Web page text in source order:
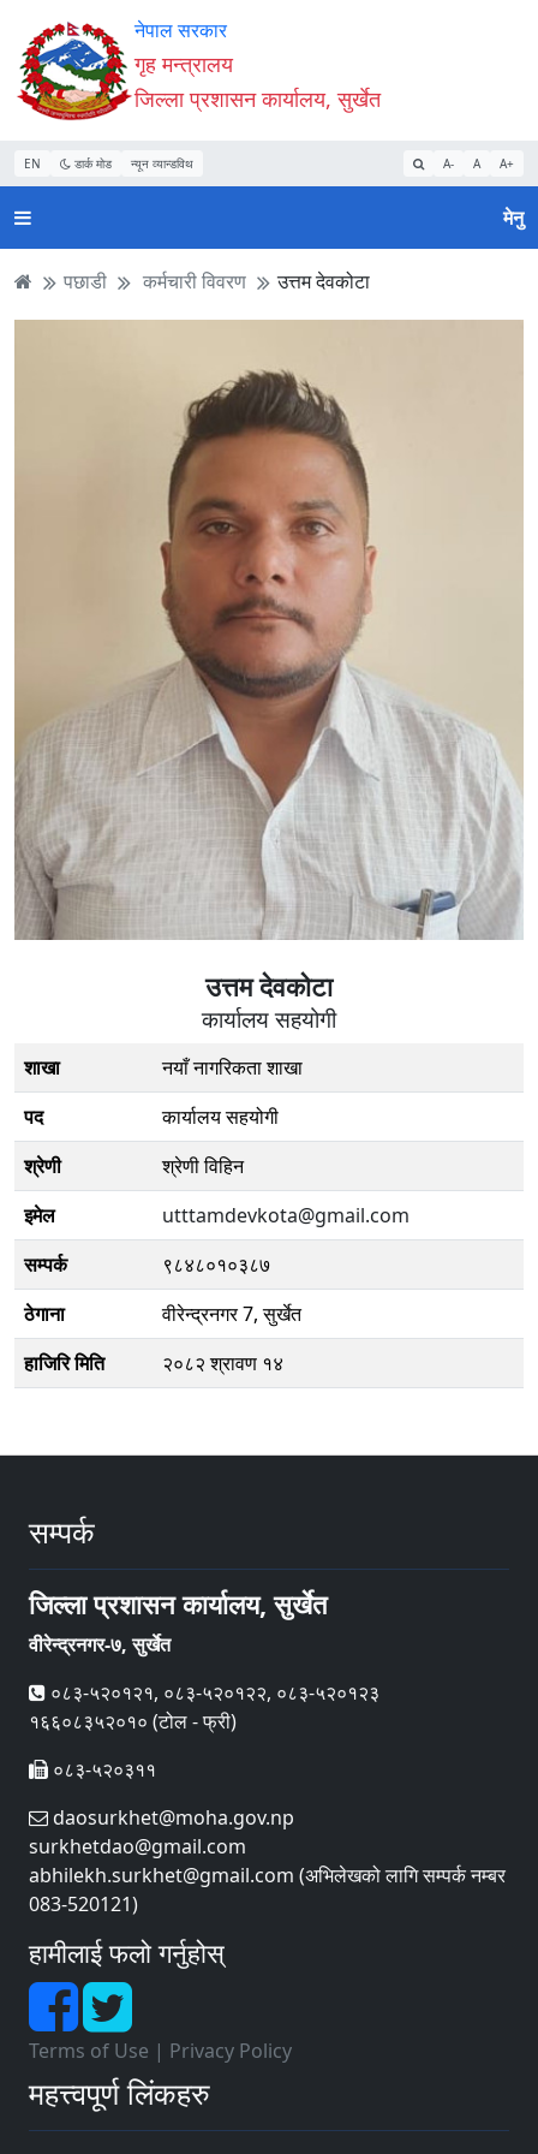
Accessibility
Mode
सुरु
गर्नुहोस्
सामाग्री
पढ्नुहाेस्
नेभिगेसन
पढ्नुहाेस्
वेबसाइट
खोजमा
जानुहोस्
नेपाल सरकार
गृह मन्त्रालय
जिल्ला प्रशासन कार्यालय, सुर्खेत
EN डार्क मोड न्यून व्यान्डविथ A- A A+
मेनु
पछाडी कर्मचारी विवरण उत्तम देवकोटा
उत्तम देवकोटा
कार्यालय सहयोगी
शाखा
नयाँ नागरिकता शाखा
पद
कार्यालय सहयोगी
श्रेणी
श्रेणी विहिन
इमेल
utttamdevkota@gmail.com
सम्पर्क
९८४८०१०३८७
ठेगाना
वीरेन्द्रनगर 7, सुर्खेत
हाजिरि मिति
२०८२ श्रावण १४
सम्पर्क
जिल्ला प्रशासन कार्यालय, सुर्खेत
वीरेन्द्रनगर-७, सुर्खेत
०८३-५२०१२१, ०८३-५२०१२२, ०८३-५२०१२३
१६६०८३५२०१० (टोल - फ्री)
०८३-५२०३११
daosurkhet@moha.gov.np
surkhetdao@gmail.com
abhilekh.surkhet@gmail.com (अभिलेखको लागि सम्पर्क नम्बर
083-520121)
हामीलाई फलो गर्नुहोस्
Terms of Use | Privacy Policy
महत्त्वपूर्ण लिंकहरु